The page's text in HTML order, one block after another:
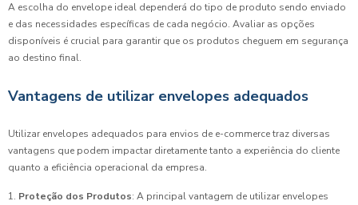
A escolha do envelope ideal dependerá do tipo de produto sendo enviado
e das necessidades específicas de cada negócio. Avaliar as opções
disponíveis é crucial para garantir que os produtos cheguem em segurança
ao destino final.
Vantagens de utilizar envelopes adequados
Utilizar envelopes adequados para envios de e-commerce traz diversas
vantagens que podem impactar diretamente tanto a experiência do cliente
quanto a eficiência operacional da empresa.
1. Proteção dos Produtos: A principal vantagem de utilizar envelopes